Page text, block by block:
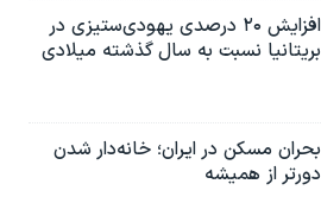
افزایش ۲۰ درصدی یهودی‌ستیزی در
بریتانیا نسبت به سال گذشته میلادی
بحران مسکن در ایران؛ خانه‌دار شدن
دورتر از همیشه